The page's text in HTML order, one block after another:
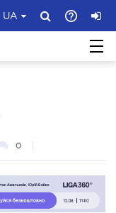
UA
0